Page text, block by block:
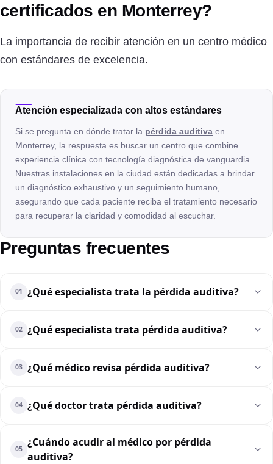
certificados en Monterrey?
La importancia de recibir atención en un centro médico
con estándares de excelencia.
Atención especializada con altos estándares
Si se pregunta en dónde tratar la pérdida auditiva en
Monterrey, la respuesta es buscar un centro que combine
experiencia clínica con tecnología diagnóstica de vanguardia.
Nuestras instalaciones en la ciudad están dedicadas a brindar
un diagnóstico exhaustivo y un seguimiento humano,
asegurando que cada paciente reciba el tratamiento necesario
para recuperar la claridad y comodidad al escuchar.
Preguntas frecuentes
01 ¿Qué especialista trata la pérdida auditiva?
02 ¿Qué especialista trata pérdida auditiva?
03 ¿Qué médico revisa pérdida auditiva?
04 ¿Qué doctor trata pérdida auditiva?
05
¿Cuándo acudir al médico por pérdida
auditiva?